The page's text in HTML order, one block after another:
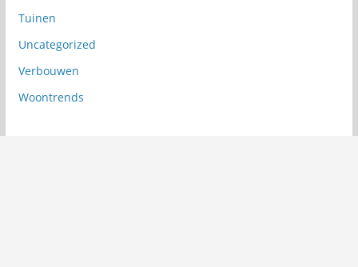
Tuinen
Uncategorized
Verbouwen
Woontrends